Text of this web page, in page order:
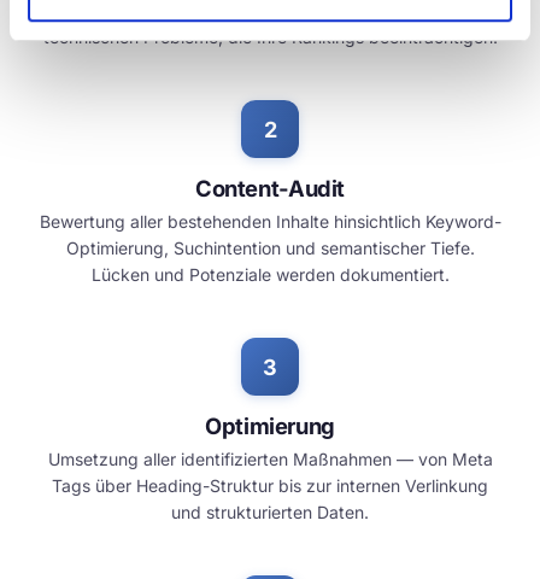
technischen Probleme, die Ihre Rankings beeinträchtigen.
Content-Audit
Bewertung aller bestehenden Inhalte hinsichtlich Keyword-
Optimierung, Suchintention und semantischer Tiefe.
Lücken und Potenziale werden dokumentiert.
Optimierung
Umsetzung aller identifizierten Maßnahmen — von Meta
Tags über Heading-Struktur bis zur internen Verlinkung
und strukturierten Daten.